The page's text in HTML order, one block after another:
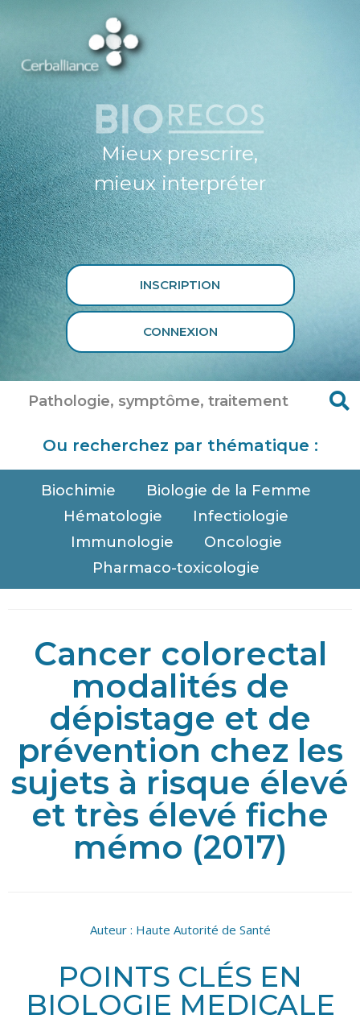
Mieux prescrire,
mieux interpréter
INSCRIPTION
CONNEXION
Ou recherchez par thématique :
Biochimie
Biologie de la Femme
Hématologie
Infectiologie
Immunologie
Oncologie
Pharmaco-toxicologie
Cancer colorectal
modalités de
dépistage et de
prévention chez les
sujets à risque élevé
et très élevé fiche
mémo (2017)
Auteur : Haute Autorité de Santé
POINTS CLÉS EN
BIOLOGIE MEDICALE